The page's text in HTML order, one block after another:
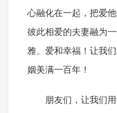
心融化在一起，把爱
彼此相爱的夫妻融为
雅、爱和幸福！让我
姻美满一百年！
朋友们，让我们